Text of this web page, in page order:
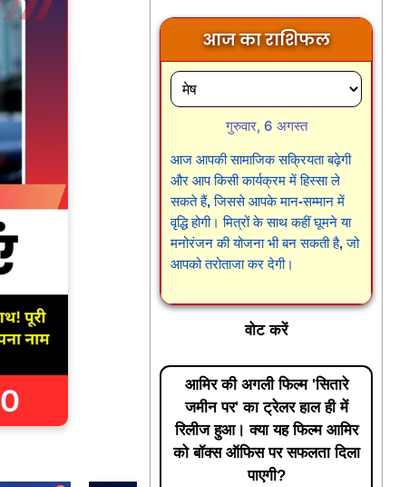
आज का राशिफल
गुरुवार, 6 अगस्त
आज आपकी सामाजिक सक्रियता बढ़ेगी
और आप किसी कार्यक्रम में हिस्सा ले
सकते हैं, जिससे आपके मान-सम्मान में
वृद्धि होगी। मित्रों के साथ कहीं घूमने या
मनोरंजन की योजना भी बन सकती है, जो
आपको तरोताजा कर देगी।
वोट करें
आमिर की अगली फिल्म 'सितारे
जमीन पर' का ट्रेलर हाल ही में
रिलीज हुआ। क्या यह फिल्म आमिर
को बॉक्स ऑफिस पर सफलता दिला
पाएगी?